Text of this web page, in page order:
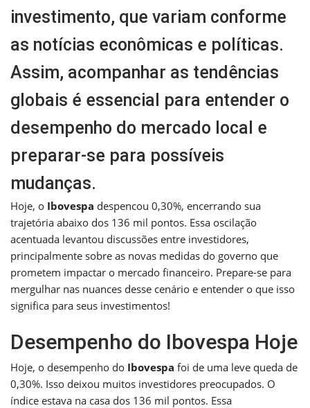
investimento, que variam conforme
as notícias econômicas e políticas.
Assim, acompanhar as tendências
globais é essencial para entender o
desempenho do mercado local e
preparar-se para possíveis
mudanças.
Hoje, o Ibovespa despencou 0,30%, encerrando sua
trajetória abaixo dos 136 mil pontos. Essa oscilação
acentuada levantou discussões entre investidores,
principalmente sobre as novas medidas do governo que
prometem impactar o mercado financeiro. Prepare-se para
mergulhar nas nuances desse cenário e entender o que isso
significa para seus investimentos!
Desempenho do Ibovespa Hoje
Hoje, o desempenho do Ibovespa foi de uma leve queda de
0,30%. Isso deixou muitos investidores preocupados. O
índice estava na casa dos 136 mil pontos. Essa